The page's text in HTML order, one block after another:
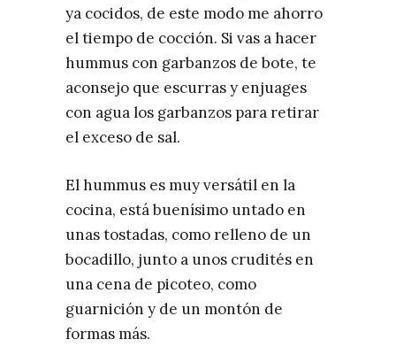
ya cocidos, de este modo me ahorro
el tiempo de cocción. Si vas a hacer
hummus con garbanzos de bote, te
aconsejo que escurras y enjuages
con agua los garbanzos para retirar
el exceso de sal.
El hummus es muy versátil en la
cocina, está buenísimo untado en
unas tostadas, como relleno de un
bocadillo, junto a unos crudités en
una cena de picoteo, como
guarnición y de un montón de
formas más.